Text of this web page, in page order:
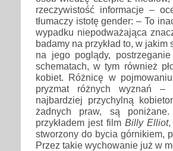
rzeczywistość informacje –
tłumaczy istotę gender: – To
wypadku niepodważająca
badamy na przykład to, w jakim
na jego poglądy,
schematach, w tym również
kobiet. Różnicę w
pryzmat różnych wyznań –
najbardziej przychylną
żadnych praw, są
przykładem jest filmBilly Elliot,
stworzony do bycia górnikiem,
Przez takie wychowanie już w